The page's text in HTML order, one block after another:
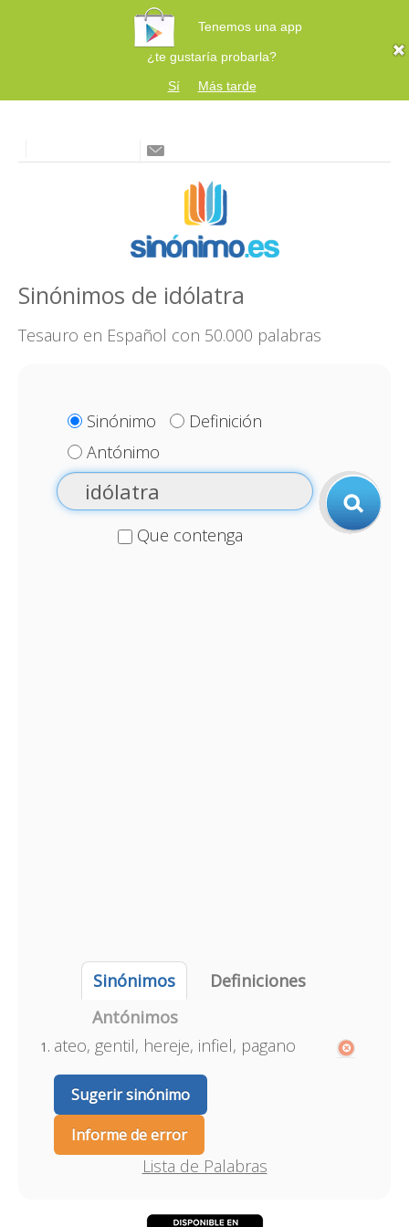
Tenemos una app
¿te gustaría probarla?
Sí
Más tarde
Sinónimos de idólatra
Tesauro en Español con 50.000 palabras
Sinónimo
Definición
Antónimo
Que contenga
Sinónimos
Definiciones
Antónimos
ateo, gentil, hereje, infiel, pagano
Sugerir sinónimo
Informe de error
Lista de Palabras